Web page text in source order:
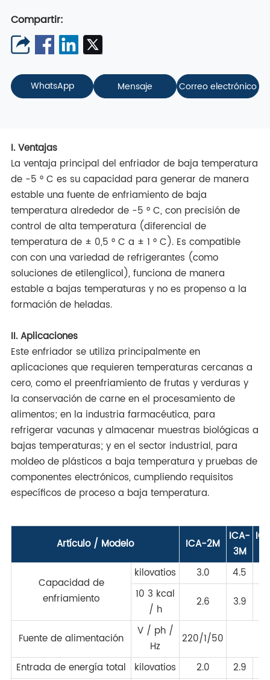
Compartir:
WhatsApp Mensaje Correo electrónico
I. Ventajas
La ventaja principal del enfriador de baja temperatura
de -5 ° C es su capacidad para generar de manera
estable una fuente de enfriamiento de baja
temperatura alrededor de -5 ° C, con precisión de
control de alta temperatura (diferencial de
temperatura de ± 0,5 ° C a ± 1 ° C). Es compatible
con con una variedad de refrigerantes (como
soluciones de etilenglicol), funciona de manera
estable a bajas temperaturas y no es propenso a la
formación de heladas.
II. Aplicaciones
Este enfriador se utiliza principalmente en
aplicaciones que requieren temperaturas cercanas a
cero, como el preenfriamiento de frutas y verduras y
la conservación de carne en el procesamiento de
alimentos; en la industria farmacéutica, para
refrigerar vacunas y almacenar muestras biológicas a
bajas temperaturas; y en el sector industrial, para
moldeo de plásticos a baja temperatura y pruebas de
componentes electrónicos, cumpliendo requisitos
específicos de proceso a baja temperatura.
Artículo / Modelo ICA-2M
ICA-
3M
Capacidad de
enfriamiento
kilovatios 3.0 4.5
10 3 kcal
/ h
2.6 3.9
Fuente de alimentación
V / ph /
Hz
220/1/50
Entrada de energía total
kilovatios 2.0 2.9